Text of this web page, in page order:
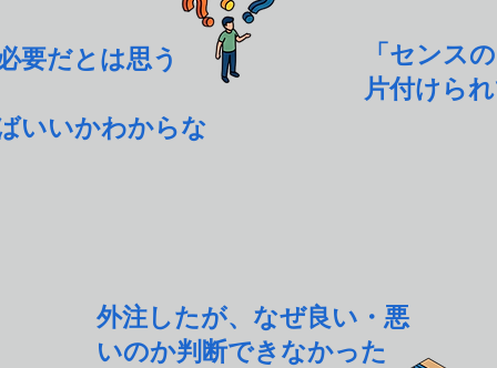
要だとは思う
いいかわからな
外注したが、なぜ良い・悪
いのか判断できなかった
「センス
片付けら